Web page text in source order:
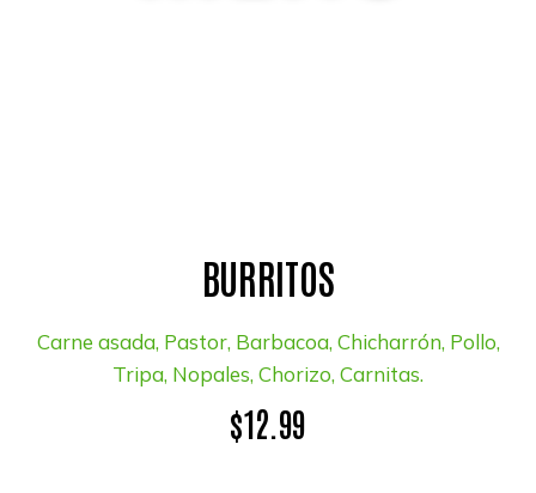
BURRITOS
Carne asada, Pastor, Barbacoa, Chicharrón, Pollo,
Tripa, Nopales, Chorizo, Carnitas.
$12.99